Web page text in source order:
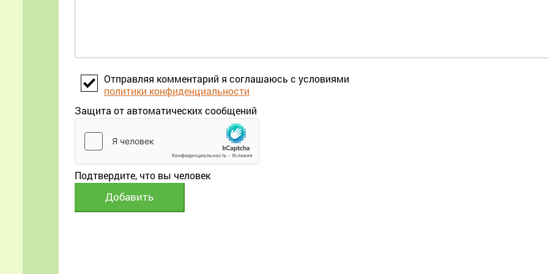
Отправляя комментарий я соглашаюсь с условиями
политики конфиденциальности
Защита от автоматических сообщений
Подтвердите, что вы человек